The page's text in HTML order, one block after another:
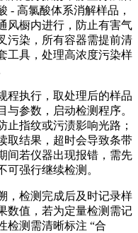
- 高氯酸体系消解样品，
风橱内进行，防止有害气
污染，所有容器需提前清
工具，处理高浓度污染样
程执行，取处理后的样品
参数，启动检测程序。
止指纹或污渍影响光路；
取结果，超时会导致条带
间若仪器出现报错，需先
强行继续检测。
，检测完成后及时记录样
数值，若为定量检测需记
检测需清晰标注 “合